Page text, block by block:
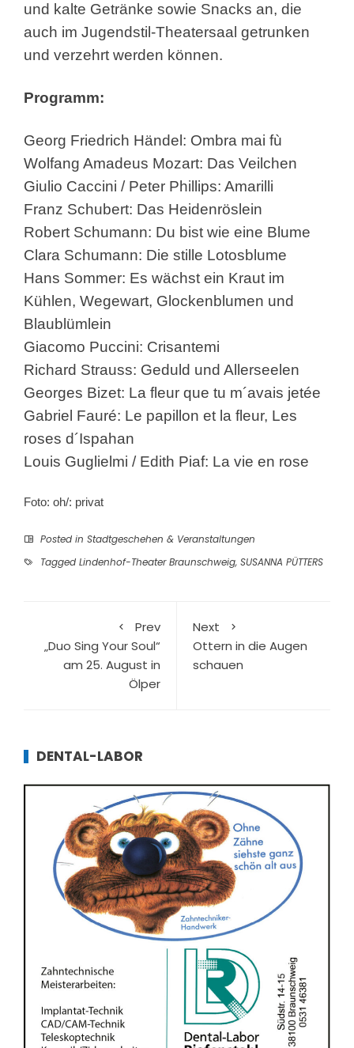
und kalte Getränke sowie Snacks an, die
auch im Jugendstil-Theatersaal getrunken
und verzehrt werden können.
Programm:
Georg Friedrich Händel: Ombra mai fù
Wolfang Amadeus Mozart: Das Veilchen
Giulio Caccini / Peter Phillips: Amarilli
Franz Schubert: Das Heidenröslein
Robert Schumann: Du bist wie eine Blume
Clara Schumann: Die stille Lotosblume
Hans Sommer: Es wächst ein Kraut im
Kühlen, Wegewart, Glockenblumen und
Blaublümlein
Giacomo Puccini: Crisantemi
Richard Strauss: Geduld und Allerseelen
Georges Bizet: La fleur que tu m´avais jetée
Gabriel Fauré: Le papillon et la fleur, Les
roses d´Ispahan
Louis Guglielmi / Edith Piaf: La vie en rose
Foto: oh/: privat
Posted in Stadtgeschehen & Veranstaltungen
Tagged Lindenhof-Theater Braunschweig, SUSANNA PÜTTERS
Prev
„Duo Sing Your Soul“
am 25. August in
Ölper
Next
Ottern in die Augen
schauen
DENTAL-LABOR